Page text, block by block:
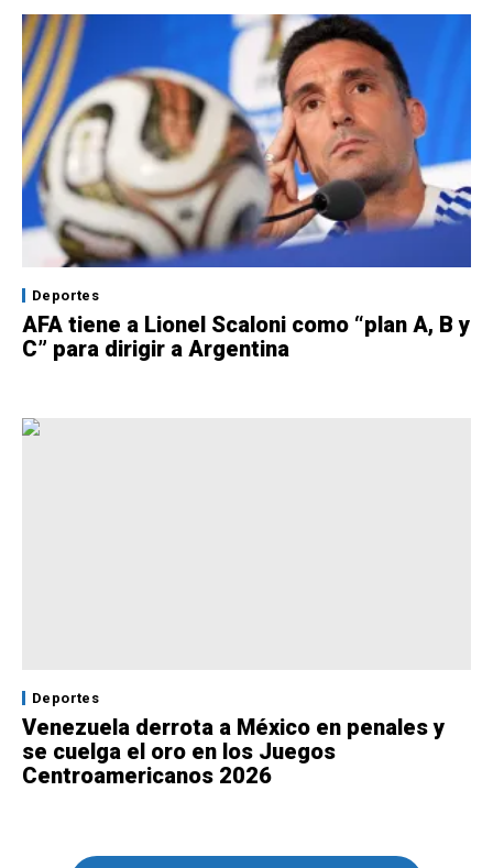
Deportes
AFA tiene a Lionel Scaloni como “plan A, B y
C” para dirigir a Argentina
Deportes
Venezuela derrota a México en penales y
se cuelga el oro en los Juegos
Centroamericanos 2026